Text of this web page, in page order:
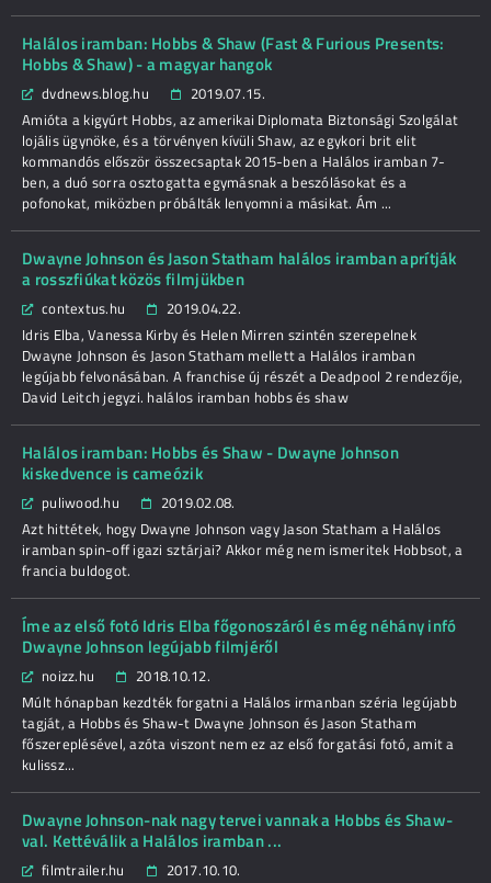
Halálos iramban: Hobbs & Shaw (Fast & Furious Presents:
Hobbs & Shaw) - a magyar hangok
dvdnews.blog.hu
2019.07.15.
Amióta a kigyúrt Hobbs, az amerikai Diplomata Biztonsági Szolgálat
lojális ügynöke, és a törvényen kívüli Shaw, az egykori brit elit
kommandós először összecsaptak 2015-ben a Halálos iramban 7-
ben, a duó sorra osztogatta egymásnak a beszólásokat és a
pofonokat, miközben próbálták lenyomni a másikat. Ám ...
Dwayne Johnson és Jason Statham halálos iramban aprítják
a rosszfiúkat közös filmjükben
contextus.hu
2019.04.22.
Idris Elba, Vanessa Kirby és Helen Mirren szintén szerepelnek
Dwayne Johnson és Jason Statham mellett a Halálos iramban
legújabb felvonásában. A franchise új részét a Deadpool 2 rendezője,
David Leitch jegyzi. halálos iramban hobbs és shaw
Halálos iramban: Hobbs és Shaw - Dwayne Johnson
kiskedvence is cameózik
puliwood.hu
2019.02.08.
Azt hittétek, hogy Dwayne Johnson vagy Jason Statham a Halálos
iramban spin-off igazi sztárjai? Akkor még nem ismeritek Hobbsot, a
francia buldogot.
Íme az első fotó Idris Elba főgonoszáról és még néhány infó
Dwayne Johnson legújabb filmjéről
noizz.hu
2018.10.12.
Múlt hónapban kezdték forgatni a Halálos irmanban széria legújabb
tagját, a Hobbs és Shaw-t Dwayne Johnson és Jason Statham
főszereplésével, azóta viszont nem ez az első forgatási fotó, amit a
kulissz...
Dwayne Johnson-nak nagy tervei vannak a Hobbs és Shaw-
val. Kettéválik a Halálos iramban ...
filmtrailer.hu
2017.10.10.